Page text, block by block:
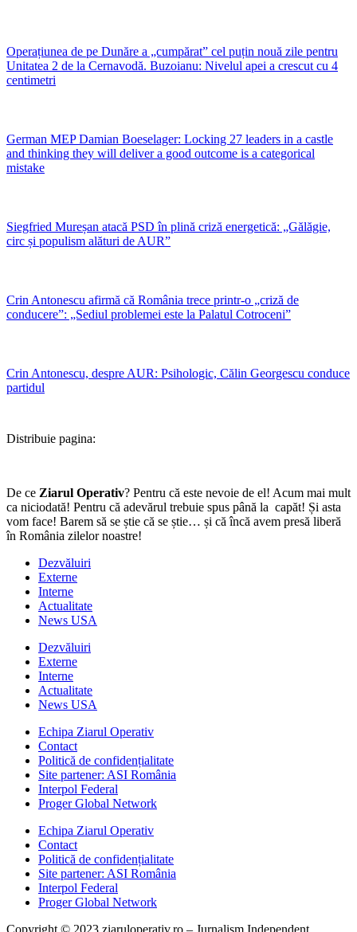
Operațiunea de pe Dunăre a „cumpărat” cel puțin nouă zile pentru
Unitatea 2 de la Cernavodă. Buzoianu: Nivelul apei a crescut cu 4
centimetri
German MEP Damian Boeselager: Locking 27 leaders in a castle
and thinking they will deliver a good outcome is a categorical
mistake
Siegfried Mureșan atacă PSD în plină criză energetică: „Gălăgie,
circ și populism alături de AUR”
Crin Antonescu afirmă că România trece printr-o „criză de
conducere”: „Sediul problemei este la Palatul Cotroceni”
Crin Antonescu, despre AUR: Psihologic, Călin Georgescu conduce
partidul
Distribuie pagina:
De ce Ziarul Operativ? Pentru că este nevoie de el! Acum mai mult
ca niciodată! Pentru că adevărul trebuie spus până la capăt! Și asta
vom face! Barem să se știe că se știe… și că încă avem presă liberă
în România zilelor noastre!
Dezvăluiri
Externe
Interne
Actualitate
News USA
Dezvăluiri
Externe
Interne
Actualitate
News USA
Echipa Ziarul Operativ
Contact
Politică de confidențialitate
Site partener: ASI România
Interpol Federal
Proger Global Network
Echipa Ziarul Operativ
Contact
Politică de confidențialitate
Site partener: ASI România
Interpol Federal
Proger Global Network
Copyright © 2023 ziaruloperativ.ro – Jurnalism Independent